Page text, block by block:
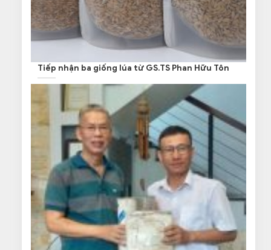
Tiếp nhận ba giống lúa từ GS.TS Phan Hữu Tôn